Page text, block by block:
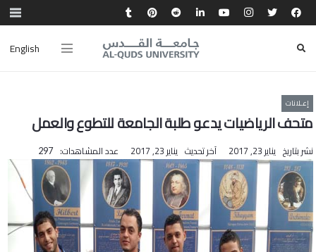
English
إعـلانات
متحف الرياضيات يدعو طلبة الجامعة للتطوع والعمل
نشر بتاريخ يناير 23, 2017 آخر تحديث يناير 23, 2017 عدد المشاهدات: 297